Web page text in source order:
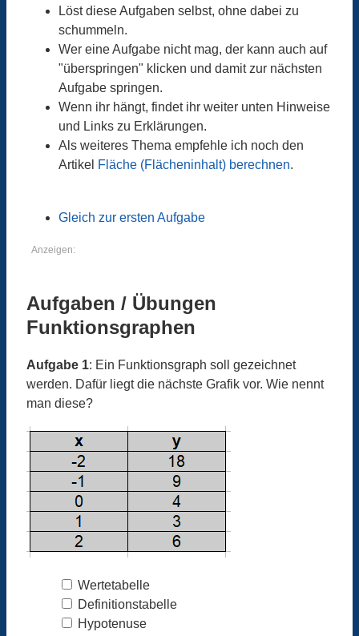
Löst diese Aufgaben selbst, ohne dabei zu
schummeln.
Wer eine Aufgabe nicht mag, der kann auch auf
"überspringen" klicken und damit zur nächsten
Aufgabe springen.
Wenn ihr hängt, findet ihr weiter unten Hinweise
und Links zu Erklärungen.
Als weiteres Thema empfehle ich noch den
Artikel Fläche (Flächeninhalt) berechnen.
Gleich zur ersten Aufgabe
Anzeigen:
Aufgaben / Übungen
Funktionsgraphen
Aufgabe 1: Ein Funktionsgraph soll gezeichnet
werden. Dafür liegt die nächste Grafik vor. Wie nennt
man diese?
Wertetabelle
Definitionstabelle
Hypotenuse